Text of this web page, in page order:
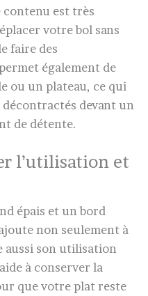
contenu est très
votre bol sans
faire des
également de
ou un plateau, ce qui
devant un
de détente.
l’utilisation et
épais et un bord
non seulement à
aussi son utilisation
à conserver la
que votre plat reste